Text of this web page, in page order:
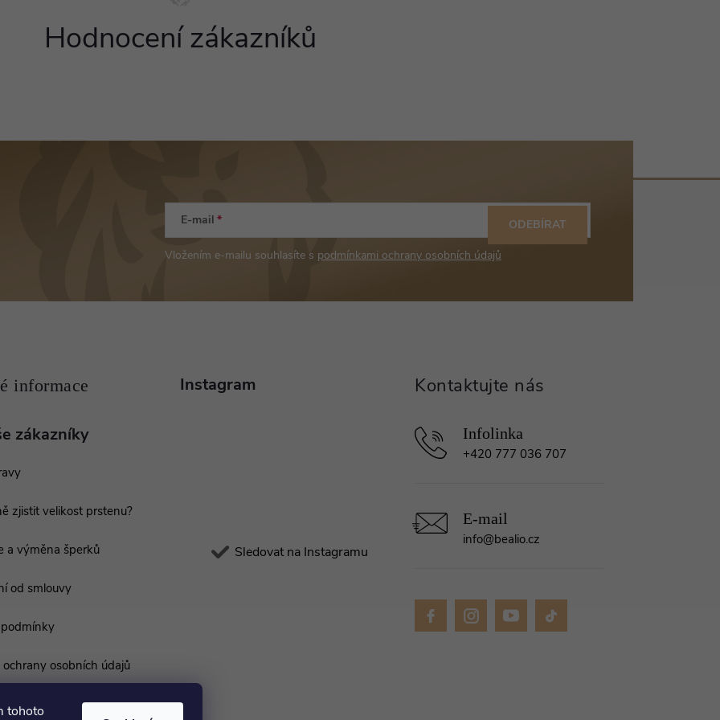
tohoto
Hodnocení zákazníků
E-mail
Vložením e-mailu souhlasíte s podmínkami ochrany osobních údajů
ODEBÍRAT
zákazníky
zjistit velikost prstenu?
a výměna šperků
od smlouvy
osobních údajů
Instagram
Sledovat na Instagramu
info@bealio.cz
+420 777 036 707